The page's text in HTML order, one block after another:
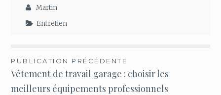
Martin
Entretien
Navigation
de
PUBLICATION PRÉCÉDENTE
Vêtement de travail garage : choisir les
meilleurs équipements professionnels